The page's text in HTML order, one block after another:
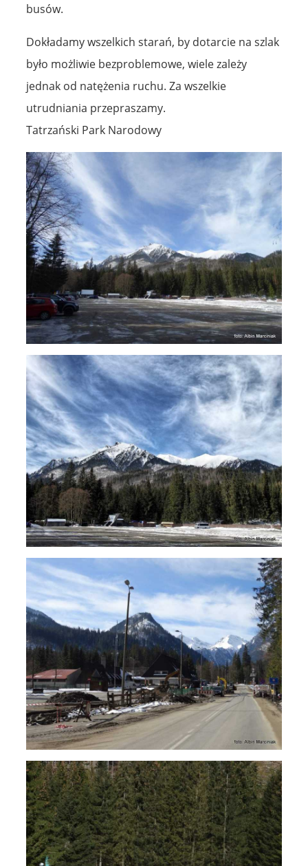
busów.
Dokładamy wszelkich starań, by dotarcie na szlak
było możliwie bezproblemowe, wiele zależy
jednak od natężenia ruchu. Za wszelkie
utrudniania przepraszamy.
Tatrzański Park Narodowy